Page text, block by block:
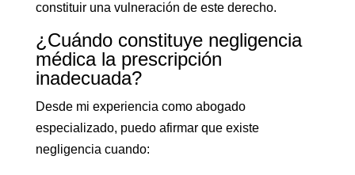
constituir una vulneración de este derecho.
¿Cuándo constituye negligencia
médica la prescripción
inadecuada?
Desde mi experiencia como abogado
especializado, puedo afirmar que existe
negligencia cuando: